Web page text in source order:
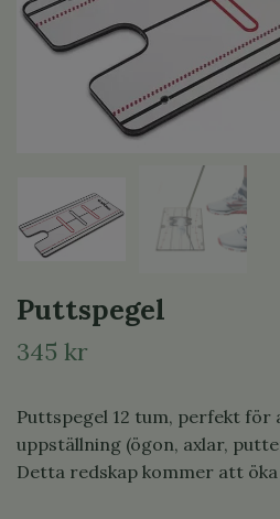
Puttspegel
345 kr
Puttspegel 12 tum, perfekt för
uppställning (ögon, axlar,
Detta redskap kommer att